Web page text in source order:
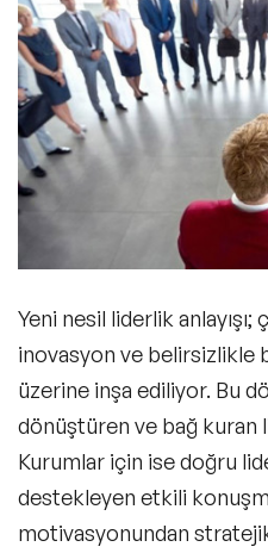
🔥 Motivasyon
🔥 Liderlik
🔥 Ekonomi
🔥 Yapay Zeka
Yeni nesil liderlik anlayışı;
inovasyon ve belirsizlikle
üzerine inşa ediliyor. Bu
dönüştüren ve bağ kuran
Kurumlar için ise doğru
destekleyen etkili
motivasyonundan